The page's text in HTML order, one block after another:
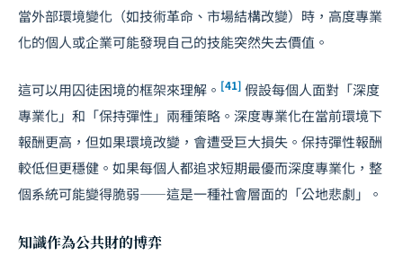
當外部環境變化（如技術革命、市場結構改變）時，高度專業
化的個人或企業可能發現自己的技能突然失去價值。
這可以用囚徒困境的框架來理解。 [41] 假設每個人面對「深度
專業化」和「保持彈性」兩種策略。深度專業化在當前環境下
報酬更高，但如果環境改變，會遭受巨大損失。保持彈性報酬
較低但更穩健。如果每個人都追求短期最優而深度專業化，整
個系統可能變得脆弱——這是一種社會層面的「公地悲劇」。
知識作為公共財的博弈